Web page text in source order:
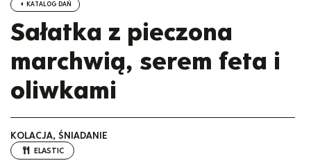
KATALOG DAŃ
Sałatka z pieczona
marchwią, serem feta i
oliwkami
KOLACJA, ŚNIADANIE
ELASTIC